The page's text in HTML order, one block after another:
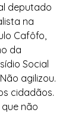
deputado
na
Cafôfo,
da
Social
agilizou.
cidadãos.
não